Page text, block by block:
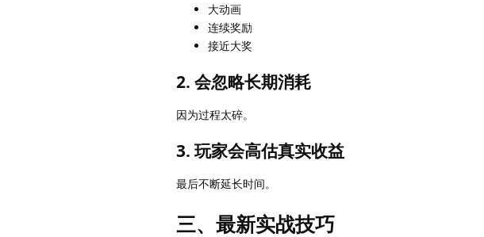
大动画
连续奖励
接近大奖
2. 会忽略长期消耗
因为过程太碎。
3. 玩家会高估真实收益
最后不断延长时间。
三、最新实战技巧